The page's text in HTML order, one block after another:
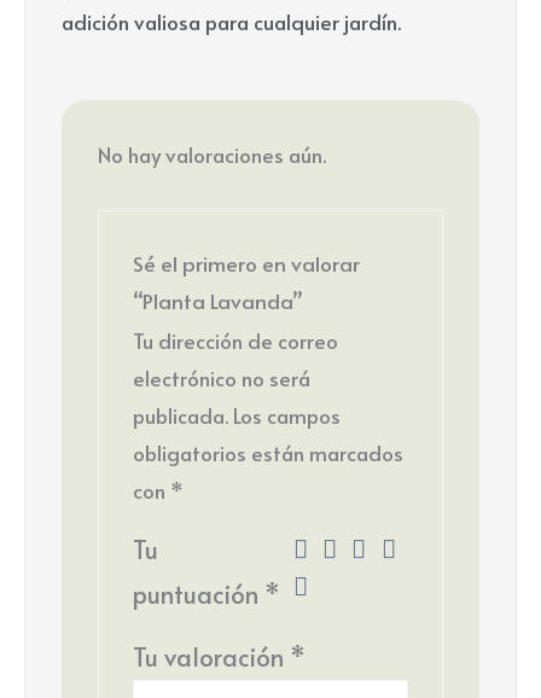
adición valiosa para cualquier jardín.
No hay valoraciones aún.
Sé el primero en valorar
“Planta Lavanda”
Tu dirección de correo
electrónico no será
publicada. Los campos
obligatorios están marcados
con *
Tu
puntuación *
Tu valoración *